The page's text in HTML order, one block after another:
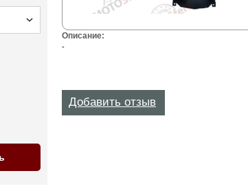
Описание:
-
Добавить отзыв